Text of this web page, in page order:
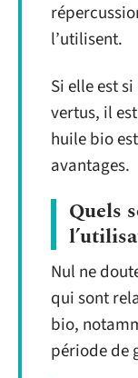
l’utilisent.
Si elle est
vertus, il
huile bio
avantages.
Quels
Nul ne
qui sont
bio,
période de